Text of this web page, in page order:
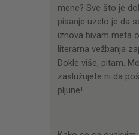
mene? Sve što je
pisanje uzelo je da
iznova bivam meta
literarna vežbanja
Dokle više, pitam.
zaslužujete ni da
pljune!